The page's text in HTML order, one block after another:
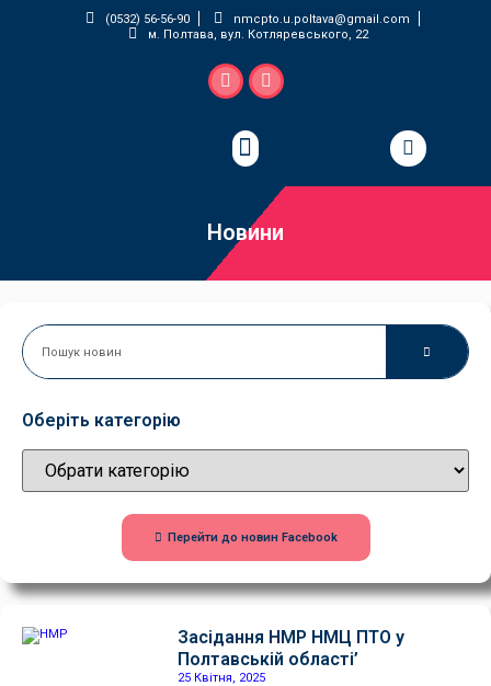
(0532) 56-56-90
nmcpto.u.poltava@gmail.com
м. Полтава, вул. Котляревського, 22
Новини
Оберіть категорію
Перейти до новин Facebook
Засідання НМР НМЦ ПТО у
Полтавській області’
25 Квітня, 2025